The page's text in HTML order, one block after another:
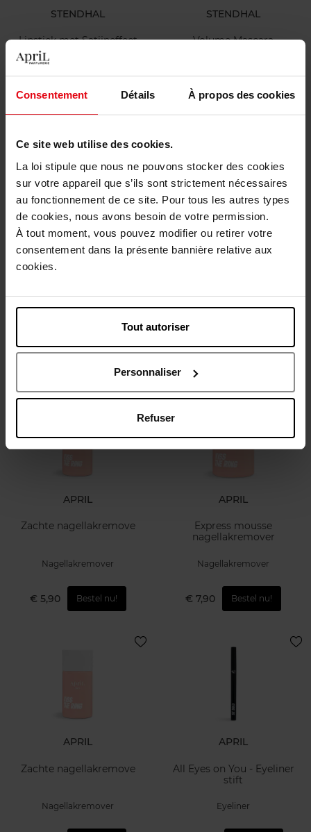
Consentement Détails À propos des cookies
Ce site web utilise des cookies.
La loi stipule que nous ne pouvons stocker des cookies
sur votre appareil que s’ils sont strictement nécessaires
au fonctionnement de ce site. Pour tous les autres types
de cookies, nous avons besoin de votre permission.
À tout moment, vous pouvez modifier ou retirer votre
consentement dans la présente bannière relative aux
cookies.
Tout autoriser
Personnaliser
Refuser
STENDHAL
Lipstick met Satijneffect
Lippenstift
€ 37,90 Bestel nu!
STENDHAL
Volume Mascara
Mascara
€ 38,90 Bestel nu!
APRIL
€ 7,90 Bestel nu!
APRIL
Zachte nagellakremove
Nagellakremover
€ 5,90 Bestel nu!
APRIL
Express mousse
nagellakremover
Nagellakremover
€ 7,90 Bestel nu!
APRIL
Zachte nagellakremove
Nagellakremover
APRIL
All Eyes on You - Eyeliner
stift
Eyeliner